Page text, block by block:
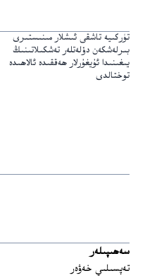
تۈركىيە تاشقى ئىشلار مىنىستىرى
بىرلەشكەن دۆلەتلەر تەشكىلاتىنىڭ
يىغىنىدا ئۇيغۇرلار ھەققىدە ئالاھىدە
توختالدى
سەھىپىلەر
تەپسىلىي خەۋەر